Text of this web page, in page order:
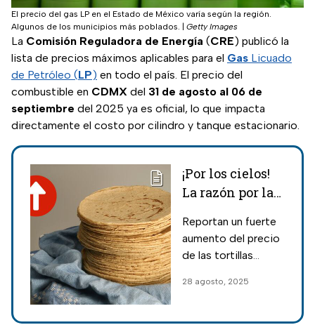
El precio del gas LP en el Estado de México varía según la región.
Algunos de los municipios más poblados.
Getty Images
La Comisión Reguladora de Energía (CRE) publicó la
lista de precios máximos aplicables para el Gas Licuado
de Petróleo (LP) en todo el país. El precio del
combustible en CDMX del 31 de agosto al 06 de
septiembre del 2025 ya es oficial, lo que impacta
directamente el costo por cilindro y tanque estacionario.
¡Por los cielos!
La razón por la
precio de las
tortillas; esto
Reportan un fuerte
aumento del precio
de las tortillas
semana del mes de
una de las razones
28 agosto, 2025